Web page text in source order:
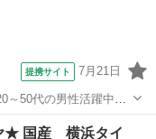
提携サイト 7月21日
～50代の男性活躍中★
日130日★フォークリフ
★《神奈川県相模原
★ 国産 横浜タイ